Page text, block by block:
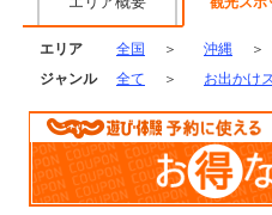
エリア 全国 ＞ 沖縄 ＞
ジャンル
全て ＞ お出かけ